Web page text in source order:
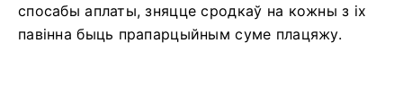
спосабы аплаты, зняцце сродкаў на кожны з іх
павінна быць прапарцыйным суме плацяжу.